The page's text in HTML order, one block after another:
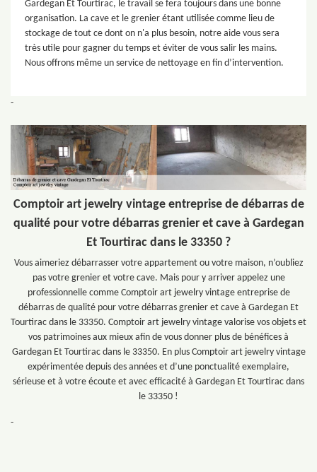
Gardegan Et Tourtirac, le travail se fera toujours dans une bonne
organisation. La cave et le grenier étant utilisée comme lieu de
stockage de tout ce dont on n'a plus besoin, notre aide vous sera
très utile pour gagner du temps et éviter de vous salir les mains.
Nous offrons même un service de nettoyage en fin d’intervention.
-
Comptoir art jewelry vintage entreprise de débarras de
qualité pour votre débarras grenier et cave à Gardegan
Et Tourtirac dans le 33350 ?
Vous aimeriez débarrasser votre appartement ou votre maison, n’oubliez
pas votre grenier et votre cave. Mais pour y arriver appelez une
professionnelle comme Comptoir art jewelry vintage entreprise de
débarras de qualité pour votre débarras grenier et cave à Gardegan Et
Tourtirac dans le 33350. Comptoir art jewelry vintage valorise vos objets et
vos patrimoines aux mieux afin de vous donner plus de bénéfices à
Gardegan Et Tourtirac dans le 33350. En plus Comptoir art jewelry vintage
expérimentée depuis des années et d’une ponctualité exemplaire,
sérieuse et à votre écoute et avec efficacité à Gardegan Et Tourtirac dans
le 33350 !
-